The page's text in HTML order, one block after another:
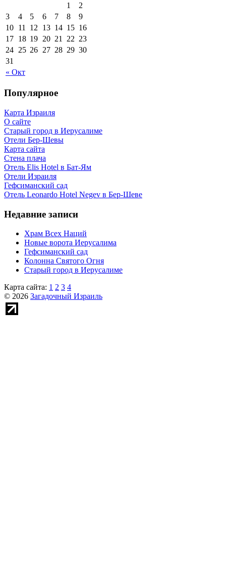
« Окт
1
2
3
4 5 6 7 8
9
10 11 12 13 14 15 16
17 18 19 20 21 22 23
24 25 26 27 28 29 30
31
Популярное
Карта Израиля
О сайте
Старый город в Иерусалиме
Отели Бер-Шевы
Карта сайта
Стена плача
Отель Elis Hotel в Бат-Ям
Отели Израиля
Гефсиманский сад
Отель Leonardo Hotel Negev в Бер-Шеве
Недавние записи
Храм Всех Наций
Новые ворота Иерусалима
Гефсиманский сад
Колонна Святого Огня
Старый город в Иерусалиме
Карта сайта: 1 2 3 4
© 2026 Загадочный Израиль